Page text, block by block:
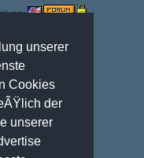
unserer
Cookies
der
unserer